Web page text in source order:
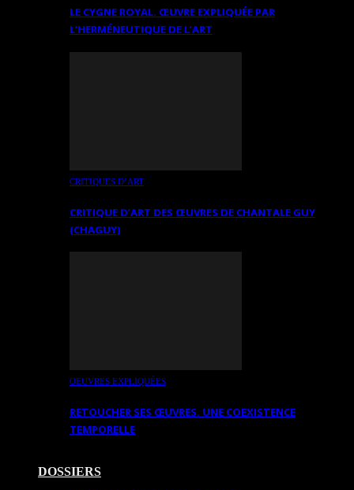
LE CYGNE ROYAL. ŒUVRE EXPLIQUÉE PAR
L’HERMÉNEUTIQUE DE L’ART
CRITIQUES D’ART
CRITIQUE D’ART DES ŒUVRES DE CHANTALE GUY
(CHAGUY)
OEUVRES EXPLIQUÉES
RETOUCHER SES ŒUVRES. UNE COEXISTENCE
TEMPORELLE
DOSSIERS